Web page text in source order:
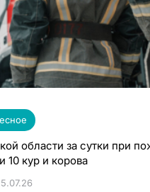
области за сутки при
10 кур и корова